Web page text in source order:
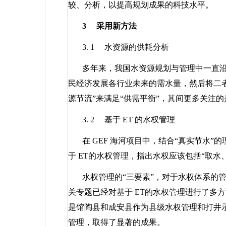
较、分析，以提高规划成果的科技水平。
3 采用新方法
3. 1 水资源的供耗分析
多年来，我国水资源规划与管理中一直
民经济发展各行业未来的需水量，然后将
源节流”来满足“供需平衡”，其间更多关注
3. 2 基于 ET 的水权管理
在 GEF 海河项目中，结合“真实节水”
于 ET的水权管理，指出水权应该包括“取水
水权管理的“三要素”，对于水权体系的
关专题已经对基于 ET的水权管理进行了多
是馆陶县和成安县作为县级水权管理和打
管理，取得了显著的成果。